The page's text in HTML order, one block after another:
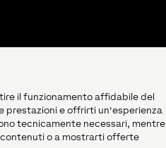
il funzionamento affidabile del
prestazioni e offrirti un'esperienza
tecnicamente necessari, mentre
o a mostrarti offerte